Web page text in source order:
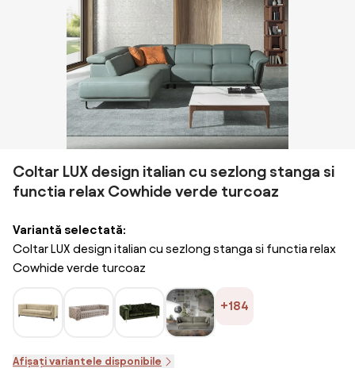
Coltar LUX design italian cu sezlong stanga si
functia relax Cowhide verde turcoaz
Variantă selectată:
Coltar LUX design italian cu sezlong stanga si functia relax
Cowhide verde turcoaz
+184
Afișați variantele disponibile